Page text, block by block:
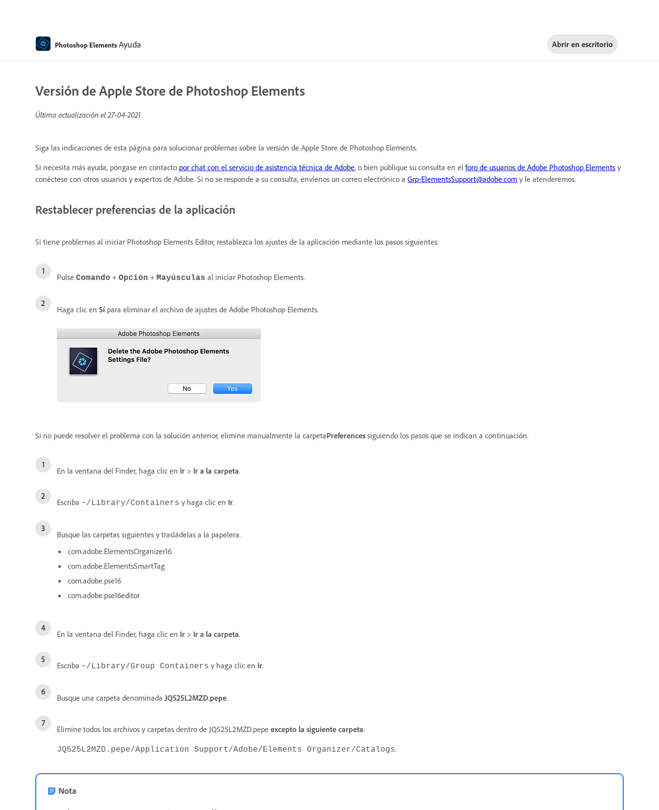
Photoshop ElementsAyuda Abrir en escritorio
Versión de Apple Store de Photoshop Elements
Última actualización el27-04-2021
Siga las indicaciones de esta página para solucionar problemas sobre la versión de Apple Store de Photoshop Elements.
Si necesita más ayuda, póngase en contacto por chat con el servicio de asistencia técnica de Adobe, o bien publique su consulta en el foro de usuarios de Adobe Photoshop Elements y
conéctese con otros usuarios y expertos de Adobe. Si no se responde a su consulta, envíenos un correo electrónico a Grp-ElementsSupport@adobe.com y le atenderemos.
Restablecer preferencias de la aplicación
Si tiene problemas al iniciar Photoshop Elements Editor, restablezca los ajustes de la aplicación mediante los pasos siguientes:
Pulse Comando + Opción + Mayúsculas al iniciar Photoshop Elements.
Haga clic en Sípara eliminar el archivo de ajustes de Adobe Photoshop Elements.
Si no puede resolver el problema con la solución anterior, elimine manualmente la carpetaPreferences siguiendo los pasos que se indican a continuación.
En la ventana del Finder, haga clic en Ir > Ir a la carpeta.
Escriba ~/Library/Containers y haga clic en Ir.
Busque las carpetas siguientes y trasládelas a la papelera.
com.adobe.ElementsOrganizer16
com.adobe.ElementsSmartTag
com.adobe.pse16
com.adobe.pse16editor
En la ventana del Finder, haga clic en Ir > Ir a la carpeta.
Escriba ~/Library/Group Containers y haga clic en Ir.
Busque una carpeta denominada JQ525L2MZD.pepe.
Elimine todos los archivos y carpetas dentro de JQ525L2MZD.pepe excepto la siguiente carpeta:
JQ525L2MZD.pepe/Application Support/Adobe/Elements Organizer/Catalogs.
Nota